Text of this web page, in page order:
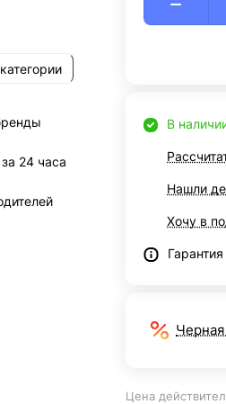
24 часа
В
Нашли
Хочу в
Цена